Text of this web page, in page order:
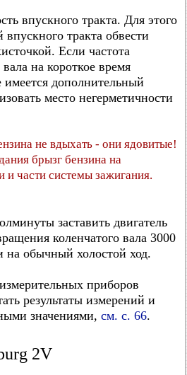
впускного тракта. Для этого
тракта обвести
Если частота
на короткое время
имеется дополнительный
место негерметичности
не вдыхать - они ядовитые!
брызг бензина на
и части системы зажигания.
заставить двигатель
коленчатого вала 3000
на обычный холостой ход.
приборов
результаты измерений и
значениями, см. с. 66.
2V